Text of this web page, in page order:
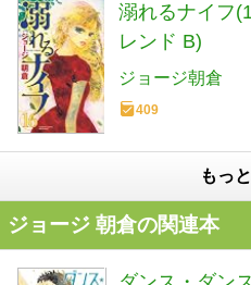
溺れるナイフ
レンド B)
ジョージ朝倉
409
もっ
ジョージ 朝倉の関連本